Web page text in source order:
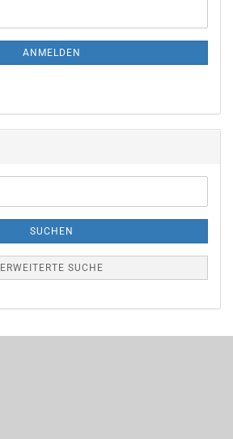
ANMELDEN
SUCHEN
ERWEITERTE SUCHE